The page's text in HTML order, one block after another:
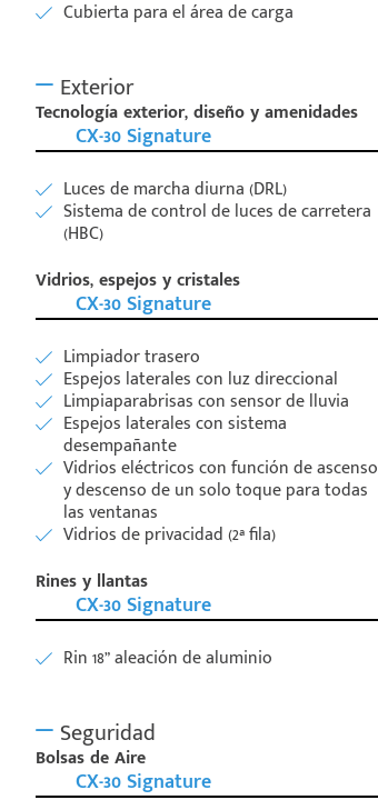
Cubierta para el área de carga
Exterior
Tecnología exterior, diseño y amenidades
CX-30 Signature
Luces de marcha diurna (DRL)
Sistema de control de luces de carretera
(HBC)
Vidrios, espejos y cristales
CX-30 Signature
Limpiador trasero
Espejos laterales con luz direccional
Limpiaparabrisas con sensor de lluvia
Espejos laterales con sistema
desempañante
Vidrios eléctricos con función de ascenso
y descenso de un solo toque para todas
las ventanas
Vidrios de privacidad (2ª fila)
Rines y llantas
CX-30 Signature
Rin 18” aleación de aluminio
Seguridad
Bolsas de Aire
CX-30 Signature